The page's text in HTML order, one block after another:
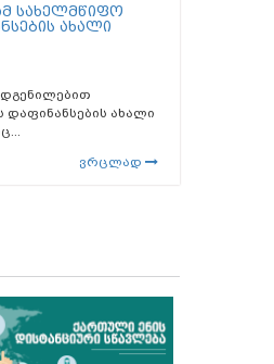
სახელმწიფო
ახალი
დაფინანსების ახალი
ვრცლად